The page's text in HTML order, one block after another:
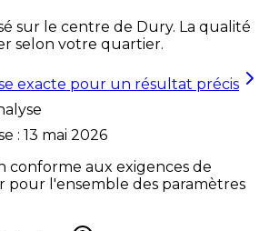
sur le centre de Dury. La qualité
selon votre quartier.
exacte pour un résultat précis
: 13 mai 2026
conforme aux exigences de
pour l'ensemble des paramètres